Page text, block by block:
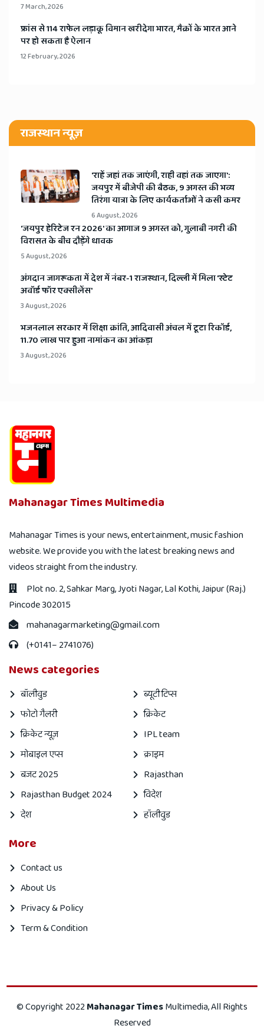
7 March, 2026
​फ्रांस से 114 राफेल लड़ाकू विमान खरीदेगा भारत, मैक्रों के भारत आने
पर हो सकता है ऐलान
12 February, 2026
राजस्थान न्यूज़
'राहें जहां तक जाएंगी, राही वहां तक जाएगा':
जयपुर में बीजेपी की बैठक, 9 अगस्त की भव्य
तिरंगा यात्रा के लिए कार्यकर्ताओं ने कसी कमर
6 August, 2026
​'जयपुर हेरिटेज रन 2026' का आगाज 9 अगस्त को, गुलाबी नगरी की
विरासत के बीच दौड़ेंगे धावक
5 August, 2026
अंगदान जागरूकता में देश में नंबर-1 राजस्थान, दिल्ली में मिला 'स्टेट
अवॉर्ड फॉर एक्सीलेंस'
3 August, 2026
भजनलाल सरकार में शिक्षा क्रांति, आदिवासी अंचल में टूटा रिकॉर्ड,
11.70 लाख पार हुआ नामांकन का आंकड़ा
3 August, 2026
Mahanagar Times Multimedia
Mahanagar Times is your news, entertainment, music fashion
website. We provide you with the latest breaking news and
videos straight from the industry.
Plot no. 2, Sahkar Marg, Jyoti Nagar, Lal Kothi, Jaipur (Raj.)
Pincode 302015
mahanagarmarketing@gmail.com
(+0141– 2741076)
News categories
बॉलीवुड
ब्यूटी टिप्स
फोटो गैलरी
क्रिकेट
क्रिकेट न्यूज़
IPL team
मोबाइल एप्स
क्राइम
बजट 2025
Rajasthan
Rajasthan Budget 2024
विदेश
देश
हॉलीवुड
More
Contact us
About Us
Privacy & Policy
Term & Condition
times
Times© Copyright 2022Mahanagar TimesMultimedia, All Rights
Reserved